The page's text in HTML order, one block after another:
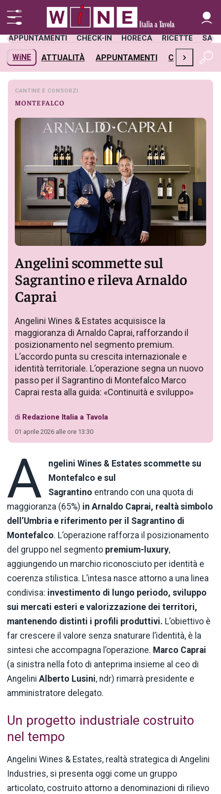
APPUNTAMENTI CHECK-IN HORECA RICETTE
WiNE ATTUALITÀ APPUNTAMENTI CHECK-IN
›
CANTINE E CONSORZI
MONTEFALCO
Angelini scommette sul
Sagrantino e rileva Arnaldo
Caprai
Angelini Wines & Estates acquisisce la
maggioranza di Arnaldo Caprai, rafforzando il
posizionamento nel segmento premium.
L’accordo punta su crescita internazionale e
identità territoriale. L’operazione segna un nuovo
passo per il Sagrantino di Montefalco Marco
Caprai resta alla guida: «Continuità e sviluppo»
di Redazione Italia a Tavola
01 aprile 2026 alle ore 13:30
A ngelini Wines & Estates scommette su
Montefalco e sul
Sagrantino entrando con una quota di
maggioranza (65%) in Arnaldo Caprai, realtà simbolo
dell’Umbria e riferimento per il Sagrantino di
Montefalco. L’operazione rafforza il posizionamento
del gruppo nel segmento premium-luxury,
aggiungendo un marchio riconosciuto per identità e
coerenza stilistica. L’intesa nasce attorno a una linea
condivisa: investimento di lungo periodo, sviluppo
sui mercati esteri e valorizzazione dei territori,
mantenendo distinti i profili produttivi. L’obiettivo è
far crescere il valore senza snaturare l’identità, è la
sintesi che accompagna l’operazione. Marco Caprai
(a sinistra nella foto di anteprima insieme al ceo di
Angelini Alberto Lusini, ndr) rimarrà presidente e
amministratore delegato.
Un progetto industriale costruito
nel tempo
Angelini Wines & Estates, realtà strategica di Angelini
Industries, si presenta oggi come un gruppo
articolato, costruito attorno a denominazioni di rilievo